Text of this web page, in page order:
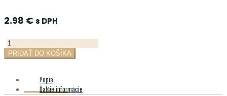
2.98 €s DPH
množstvo
14°
PRIDAŤ DO KOŠÍKA
Popis
Ďalšie informácie